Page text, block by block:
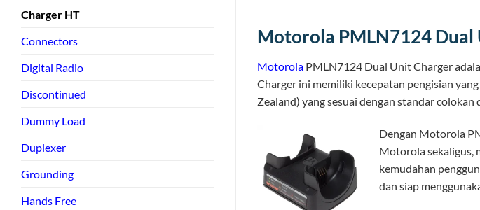
Charger HT
Connectors
Digital Radio
Discontinued
Dummy Load
Duplexer
Grounding
Hands Free
Motorola PMLN7124 Dual
Motorola PMLN7124 Dual Unit Charger
Charger ini memiliki kecepatan pengisian
Zealand) yang sesuai dengan standar
Dengan Motorola
Motorola sekaligus,
kemudahan
dan siap